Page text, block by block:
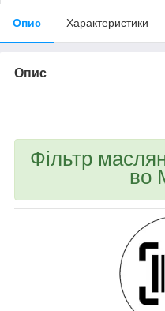
Опис Характеристики
Опис
Фільтр
во